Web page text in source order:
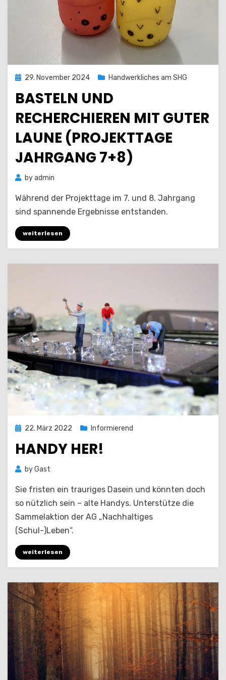
Posted
29. November 2024 Handwerkliches am SHG
BASTELN UND
RECHERCHIEREN MIT GUTER
LAUNE (PROJEKTTAGE
JAHRGANG 7+8)
byadmin
Während der Projekttage im 7. und 8. Jahrgang
sind spannende Ergebnisse entstanden.
weiterlesen
Posted
22. März 2022 Informierend
HANDY HER!
byGast
Sie fristen ein trauriges Dasein und könnten doch
so nützlich sein – alte Handys. Unterstütze die
Sammelaktion der AG „Nachhaltiges
(Schul-)Leben“.
weiterlesen